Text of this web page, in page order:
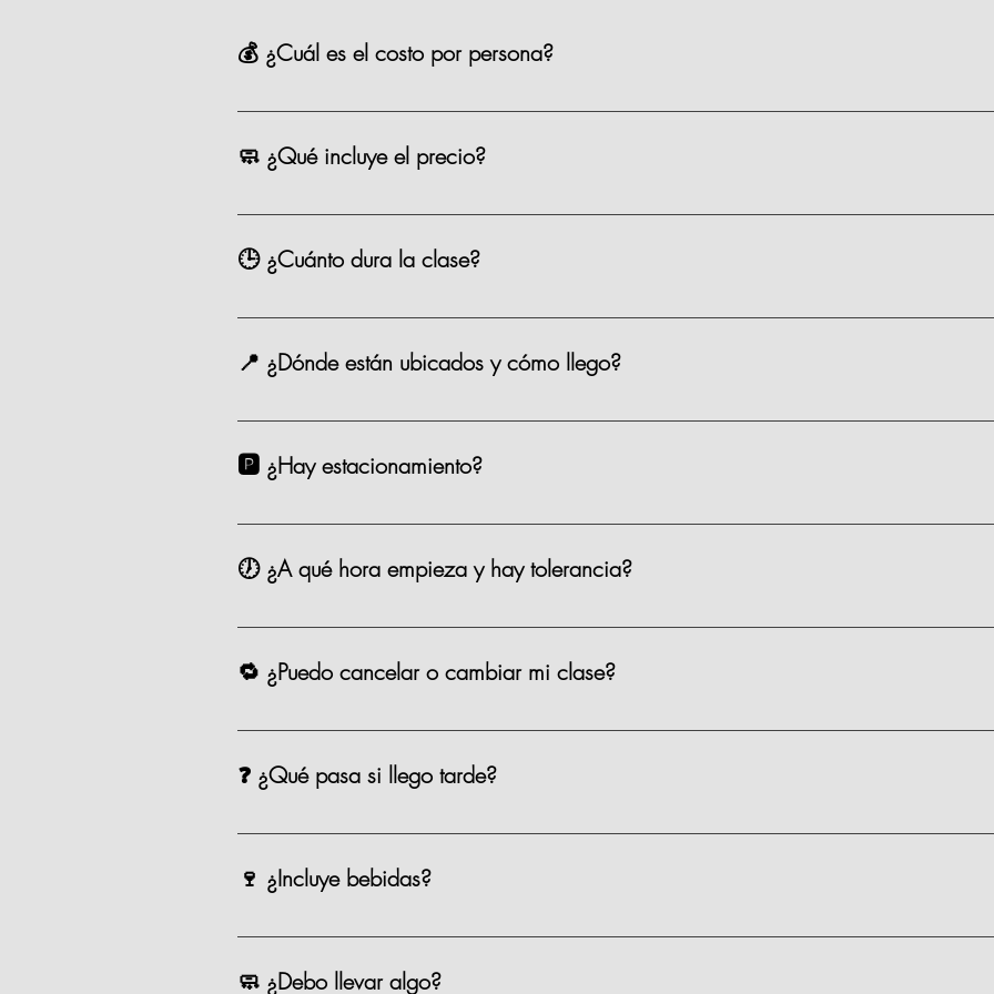
💰 ¿Cuál es el costo por persona?
La mayoría de nuestras opciones tienen un precio de $1,590 MXN por persona, existen algunas
🧼 ¿Qué incluye el precio?
Chef, ingredientes, mandil, bebida, materiales, limpieza y servicio.
🕒 ¿Cuánto dura la clase?
Entre 2.5 y 3 horas.
📍 ¿Dónde están ubicados y cómo llego?
Estamos en Andador Prado Norte Piso 2, Prado Norte 420, en Lomas de Chapultepec, CDMX.
taxi. 🗺️ Google Maps Como Llegar?
🅿️ ¿Hay estacionamiento?
Sí. Contamos con valet parking en el sótano 1 de la plaza. Costo: $35 por hora. También hay
🕖 ¿A qué hora empieza y hay tolerancia?
Las clases comienzan puntualmente a la hora asignada del evento. Hay una tolerancia de 15
🔁 ¿Puedo cancelar o cambiar mi clase?
Sí, puedes cancelar o reagendar con al menos 72 horas de anticipación. Después de ese plazo,
❓ ¿Qué pasa si llego tarde?
Si llegas después de los primeros 15–20 minutos, te puedes integrar, pero es probable que te
🍷 ¿Incluye bebidas?
Incluye una copa de vino o cerveza. Puedes adquirir bebidas adicionales en el lugar con nuestro
🧼 ¿Debo llevar algo?